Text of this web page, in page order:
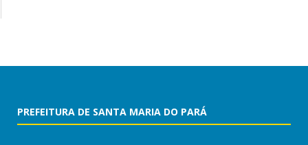
PREFEITURA DE SANTA MARIA DO PARÁ